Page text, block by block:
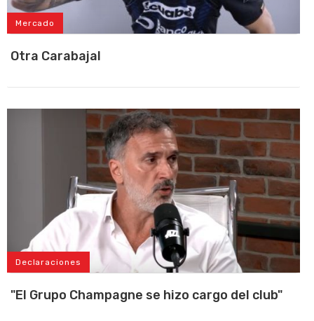
Mercado
Otra Carabajal
Declaraciones
"El Grupo Champagne se hizo cargo del club"